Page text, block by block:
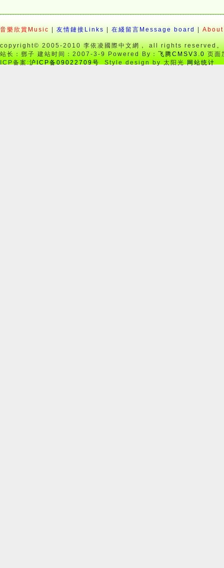
音樂欣賞Music 友情鏈接Links 在綫留言Message board
copyright© 2005-2010 李依凌國際中文網， all rights reserved。
站长：鄧子 建站时间：2007-3-9 Powered By：飞腾CMSV3.0页面
ICP备案:沪ICP备09022709号 Style design by 太阳光 网站统计